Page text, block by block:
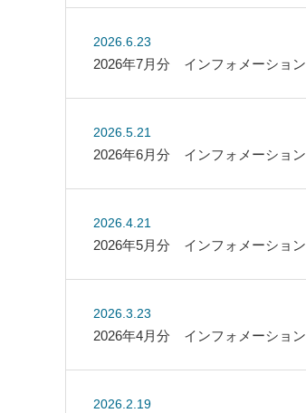
2026.6.23
2026年7月分 インフォメーション
2026.5.21
2026年6月分 インフォメーション
2026.4.21
2026年5月分 インフォメーション
2026.3.23
2026年4月分 インフォメーション
2026.2.19